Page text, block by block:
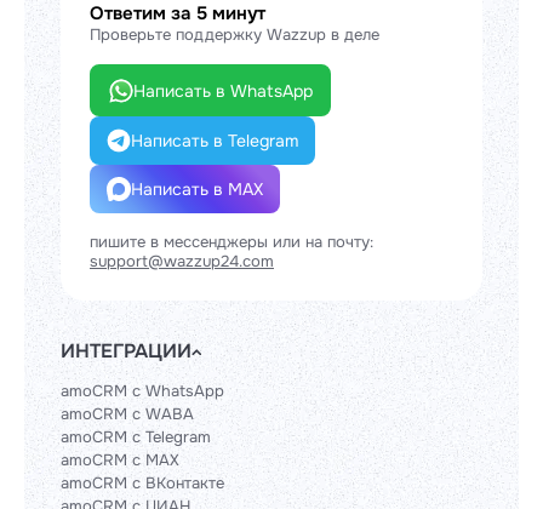
Ответим за 5 минут
Проверьте поддержку Wazzup в деле
Написать в WhatsApp
Написать в Telegram
Написать в MAX
пишите в мессенджеры или на почту:
support@wazzup24.com
ИНТЕГРАЦИИ
amoCRM с WhatsApp
amoCRM с WABA
amoCRM с Telegram
amoCRM с MAX
amoCRM с ВКонтакте